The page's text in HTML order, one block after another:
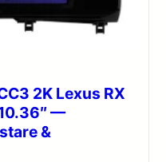
2K Lexus RX
—
&